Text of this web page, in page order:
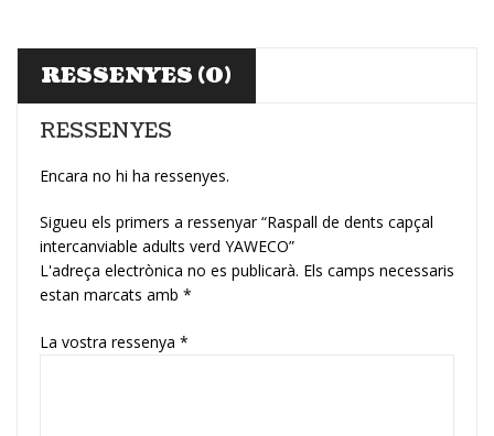
RESSENYES (0)
RESSENYES
Encara no hi ha ressenyes.
Sigueu els primers a ressenyar “Raspall de dents capçal
intercanviable adults verd YAWECO”
L'adreça electrònica no es publicarà. Els camps necessaris
estan marcats amb *
La vostra ressenya *